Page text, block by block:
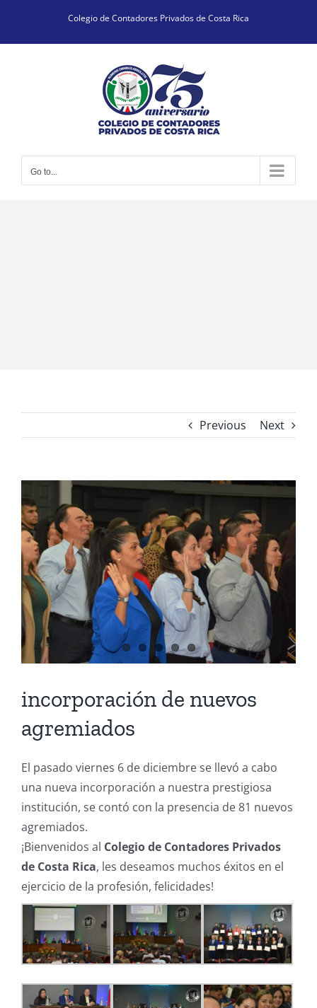
content
Colegio de Contadores Privados de Costa Rica
Go to...
Previous Next
Larger
Image
incorporación de nuevos
agremiados
El pasado viernes 6 de diciembre se llevó a cabo
una nueva incorporación a nuestra prestigiosa
institución, se contó con la presencia de 81 nuevos
agremiados.
¡Bienvenidos al Colegio de Contadores Privados
de Costa Rica, les deseamos muchos éxitos en el
ejercicio de la profesión, felicidades!